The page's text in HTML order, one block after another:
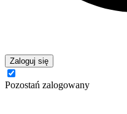
Zaloguj się
Pozostań zalogowany